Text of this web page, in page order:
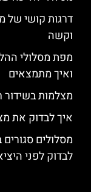
דרגות קושי של
וקשה
מפת מסלולי
ואיך מתמצאים
מצלמות בשידור
איך לבדוק את
מסלולים
לבדוק לפני